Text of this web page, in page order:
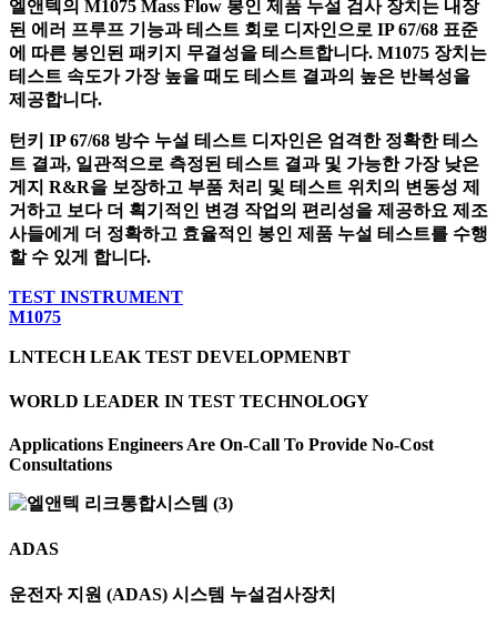
엘앤텍의 M1075 Mass Flow 봉인 제품 누설 검사 장치는 내장
된 에러 프루프 기능과 테스트 회로 디자인으로 IP 67/68 표준
에 따른 봉인된 패키지 무결성을 테스트합니다. M1075 장치는
테스트 속도가 가장 높을 때도 테스트 결과의 높은 반복성을
제공합니다.
턴키 IP 67/68 방수 누설 테스트 디자인은 엄격한 정확한 테스
트 결과, 일관적으로 측정된 테스트 결과 및 가능한 가장 낮은
게지 R&R을 보장하고 부품 처리 및 테스트 위치의 변동성 제
거하고 보다 더 획기적인 변경 작업의 편리성을 제공하요 제조
사들에게 더 정확하고 효율적인 봉인 제품 누설 테스트를 수행
할 수 있게 합니다.
TEST INSTRUMENT
M1075
LNTECH LEAK TEST DEVELOPMENBT
WORLD LEADER IN TEST TECHNOLOGY
Applications Engineers Are On-Call To Provide No-Cost
Consultations
ADAS
운전자 지원 (ADAS) 시스템 누설검사장치